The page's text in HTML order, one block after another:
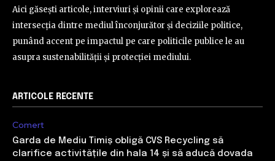
Aici găsești articole, interviuri și opinii care explorează
intersecția dintre mediul înconjurător și deciziile politice,
punând accent pe impactul pe care politicile publice le au
asupra sustenabilității și protecției mediului.
ARTICOLE RECENTE
Comert
Garda de Mediu Timiș obligă CVS Recycling să
clarifice activitățile din hala 14 și să aducă dovada